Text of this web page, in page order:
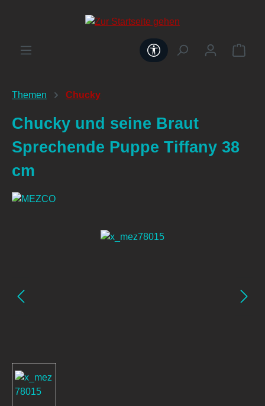
Werkzeugleiste
Themen Chucky
Chucky und seine Braut
Sprechende Puppe Tiffany 38
cm
Bildergalerie überspringen